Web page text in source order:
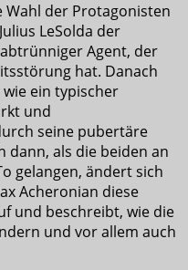
der Protagonisten
LeSolda der
Agent, der
hat. Danach
ein typischer
und
seine pubertäre
dann, als die beiden an
gelangen, ändert sich
Acheronian diese
und beschreibt, wie die
und vor allem auch